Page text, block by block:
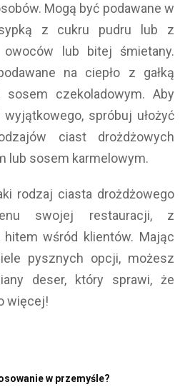
Mogą być podawane w
z cukru pudru lub z
owoców lub bitej śmietany.
na ciepło z gałką
sosem czekoladowym. Aby
spróbuj ułożyć
ciast drożdżowych
lub sosem karmelowym.
rodzaj ciasta drożdżowego
swojej restauracji, z
wśród klientów. Mając
pysznych opcji, możesz
deser, który sprawi, że
więcej!
w przemyśle?